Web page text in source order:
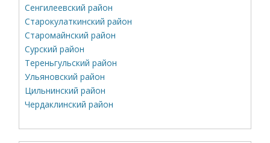
Сенгилеевский район
Старокулаткинский район
Старомайнский район
Сурский район
Тереньгульский район
Ульяновский район
Цильнинский район
Чердаклинский район